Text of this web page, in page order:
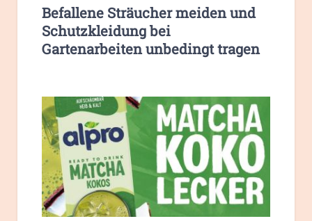
Befallene Sträucher meiden und
Schutzkleidung bei
Gartenarbeiten unbedingt tragen